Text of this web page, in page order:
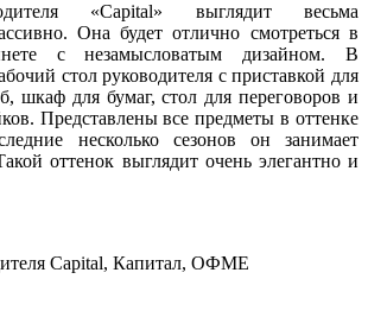
«Capital» выглядит весьма
Она будет отлично смотреться в
с незамысловатым дизайном. В
стол руководителя с приставкой для
шкаф для бумаг, стол для переговоров и
Представлены все предметы в оттенке
несколько сезонов он занимает
оттенок выглядит очень элегантно и